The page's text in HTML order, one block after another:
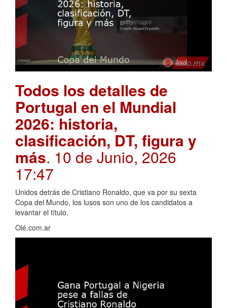
Todos los detalles de
Portugal en el Mundial
2026: historia,
clasificación, DT, figura y
más. 10 de Junio, 2026
17:47
Unidos detrás de Cristiano Ronaldo, que va por su sexta
Copa del Mundo, los lusos son uno de los candidatos a
levantar el título.
Olé.com.ar